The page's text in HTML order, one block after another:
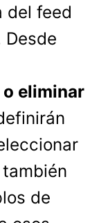
del feed
Desde
eliminar
de